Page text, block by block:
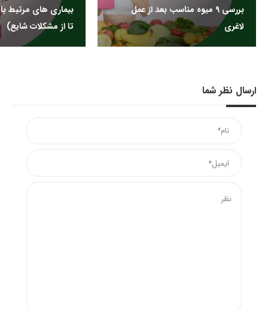
بررسی 9 میوه مناسب بعد از عمل
لاغری
تا از مشکلات شایع)
ارسال نظر شما